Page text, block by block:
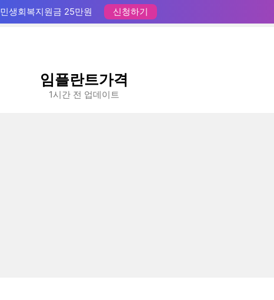
민생회복지원금 25만원 신청하기
임플란트가격
1시간 전 업데이트